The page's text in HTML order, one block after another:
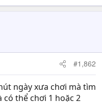
#1,862
ngày xưa chơi mà tìm
có thể chơi 1 hoặc 2